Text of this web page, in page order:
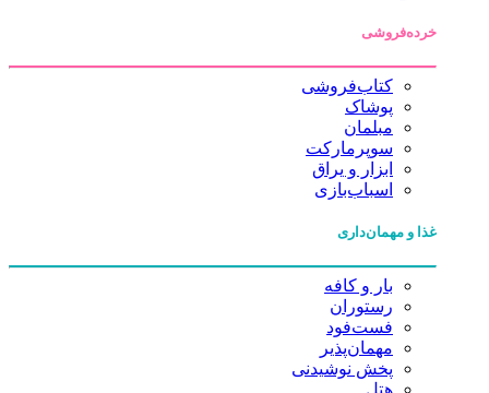
خرده‌فروشی
کتاب‌فروشی
پوشاک
مبلمان
سوپرمارکت
ابزار و یراق
اسباب‌بازی
غذا و مهمان‌داری
بار و کافه
رستوران
فست‌فود
مهمان‌پذیر
پخش نوشیدنی